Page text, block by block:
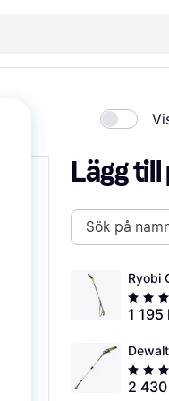
Lägg
Ryobi
1 195
2